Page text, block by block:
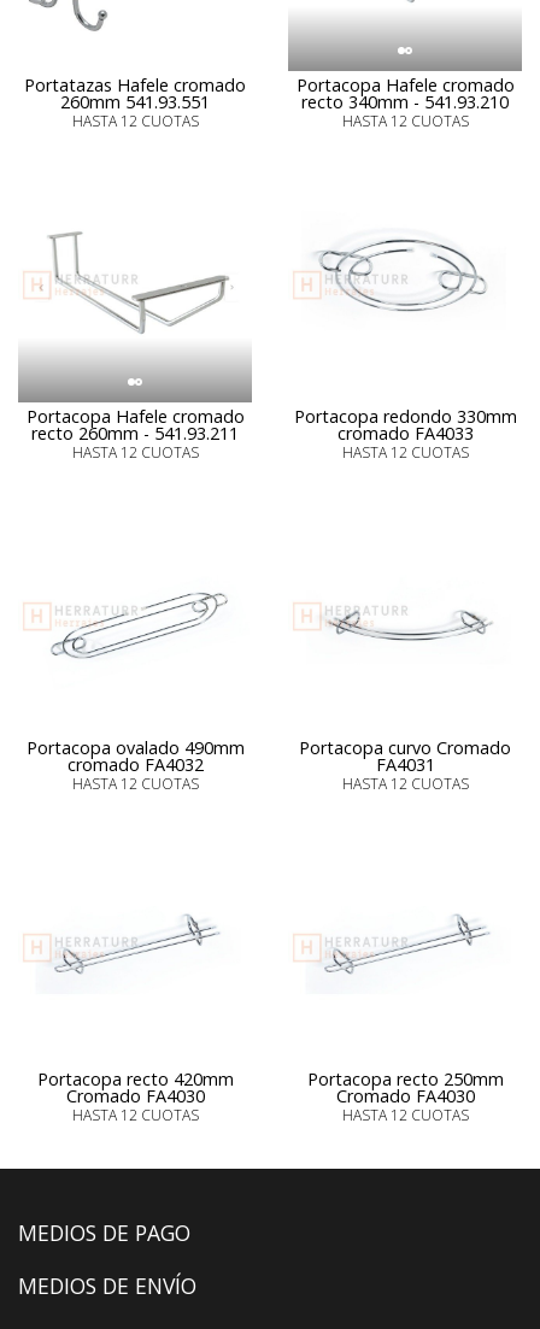
Portatazas Hafele cromado
260mm 541.93.551
HASTA 12 CUOTAS
Portacopa Hafele cromado
recto 340mm - 541.93.210
HASTA 12 CUOTAS
Portacopa Hafele cromado
recto 260mm - 541.93.211
HASTA 12 CUOTAS
Portacopa redondo 330mm
cromado FA4033
HASTA 12 CUOTAS
Portacopa ovalado 490mm
cromado FA4032
HASTA 12 CUOTAS
Portacopa curvo Cromado
FA4031
HASTA 12 CUOTAS
Portacopa recto 420mm
Cromado FA4030
HASTA 12 CUOTAS
Portacopa recto 250mm
Cromado FA4030
HASTA 12 CUOTAS
MEDIOS DE PAGO
MEDIOS DE ENVÍO